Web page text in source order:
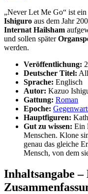
„Never Let Me Go“ ist ein
Ishiguro aus dem Jahr
Internat Hailsham
und sollen später
werden.
Veröffentlichung:
Deutscher Titel:
Sprache: Englisch
Autor: Kazuo
Gattung: Roman
Epoche:
Hauptfiguren:
Gut zu wissen: Ein
Menschen. Klone
genau das gleiche
Mensch, von dem
Inhaltsangabe